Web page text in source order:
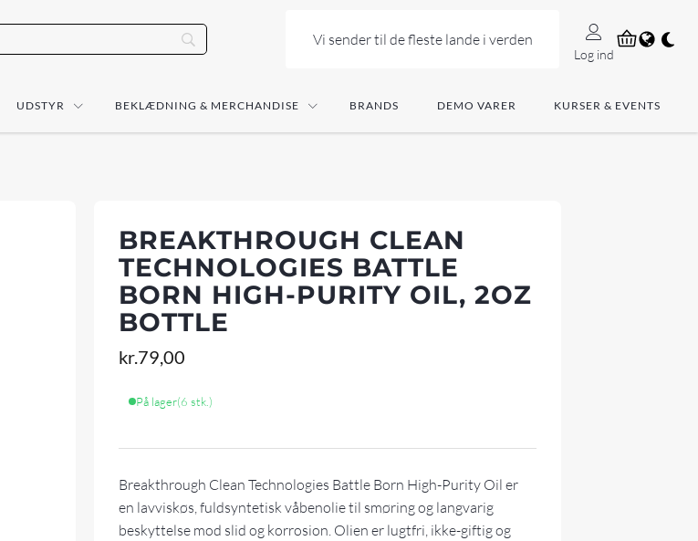
Vi sender til de fleste lande i verden
Log ind
UDSTYR BEKLÆDNING & MERCHANDISE BRANDS DEMO VARER KURSER & EVENTS
BREAKTHROUGH CLEAN
TECHNOLOGIES BATTLE
BORN HIGH-PURITY OIL, 2OZ
BOTTLE
kr.79,00
På lager(6 stk.)
Breakthrough Clean Technologies Battle Born High-Purity Oil er
en lavviskøs, fuldsyntetisk våbenolie til smøring og langvarig
beskyttelse mod slid og korrosion. Olien er lugtfri, ikke-giftig og